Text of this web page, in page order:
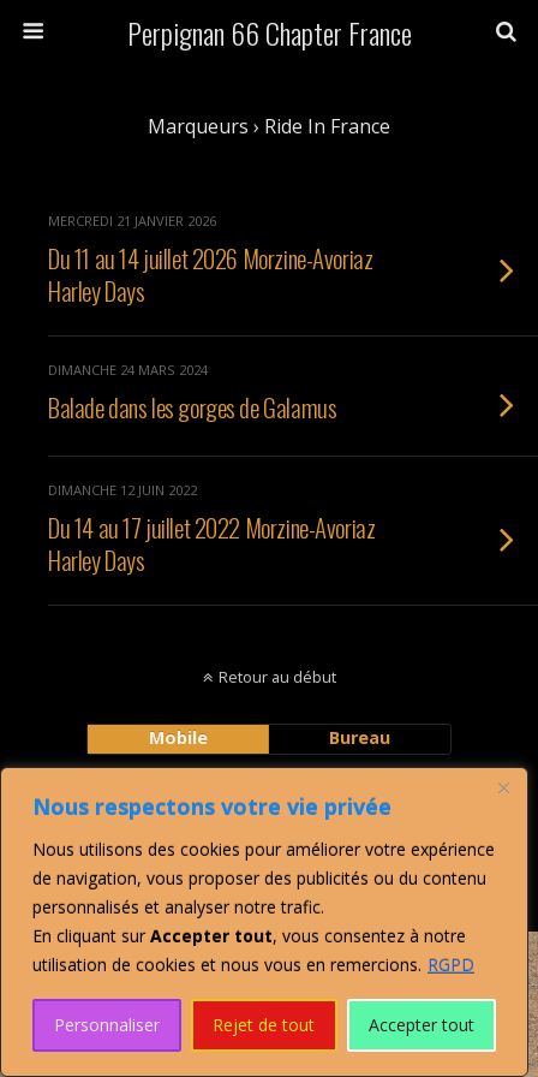
Nous respectons votre vie privée
Nous utilisons des cookies pour améliorer votre expérience
de navigation, vous proposer des publicités ou du contenu
personnalisés et analyser notre trafic.
En cliquant sur Accepter tout, vous consentez à notre
utilisation de cookies et nous vous en remercions. RGPD
Personnaliser Rejet de tout Accepter tout
Perpignan 66 Chapter France
Marqueurs › Ride In France
MERCREDI 21 JANVIER 2026
Du 11 au 14 juillet 2026 Morzine-Avoriaz
Harley Days
DIMANCHE 24 MARS 2024
Balade dans les gorges de Galamus
DIMANCHE 12 JUIN 2022
Du 14 au 17 juillet 2022 Morzine-Avoriaz
Harley Days
Retour au début
Mobile Bureau
29 visitors online now
2 guests, 27 bots, 0 members
Max visitors today: 48 at 01:29 am
This month: 92 at 07-08-2026 05:48 am
This year: 483 at 24-05-2026 07:23 pm